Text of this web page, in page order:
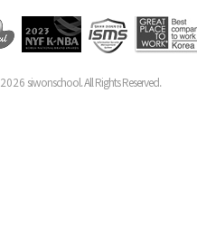
2026 siwonschool. All Rights Reserved.